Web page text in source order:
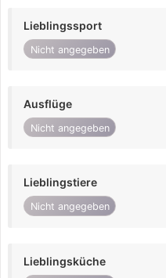
Lieblingssport
Nicht angegeben
Ausflüge
Nicht angegeben
Lieblingstiere
Nicht angegeben
Lieblingsküche